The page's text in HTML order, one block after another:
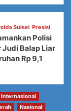
Sulsel Presisi
Polisi
Judi Balap Liar
Rp 9,1
Internasional
Nasional